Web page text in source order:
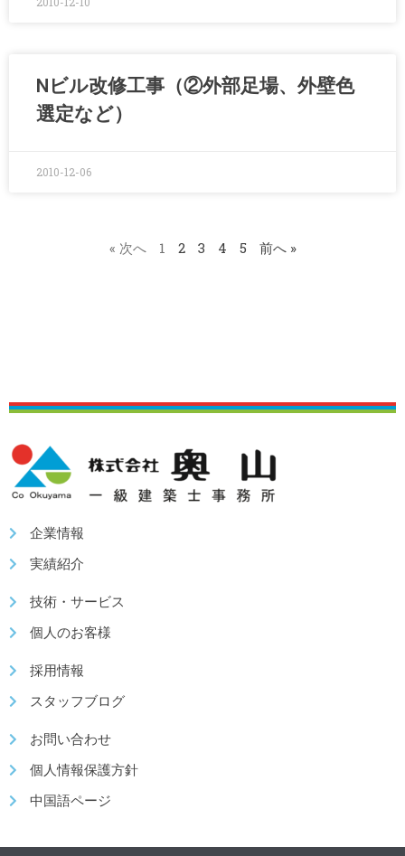
Nビル改修工事（②外部足場、外壁色
選定など）
2010-12-06
« 次へ 1 2 3 4 5 前へ »
企業情報
実績紹介
技術・サービス
個人のお客様
採用情報
スタッフブログ
お問い合わせ
個人情報保護方針
中国語ページ